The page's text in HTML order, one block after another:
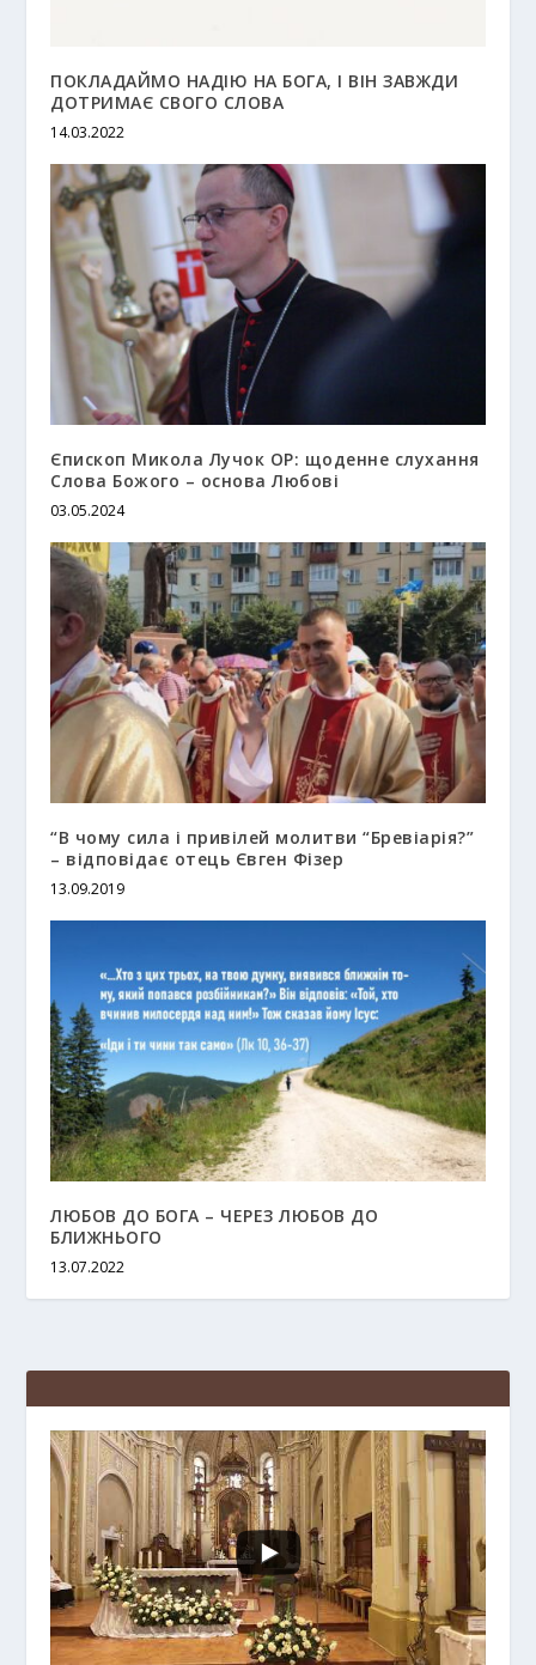
ПОКЛАДАЙМО НАДІЮ НА БОГА, І ВІН ЗАВЖДИ
ДОТРИМАЄ СВОГО СЛОВА
14.03.2022
Єпископ Микола Лучок ОР: щоденне слухання
Слова Божого – основа Любові
03.05.2024
“В чому сила і привілей молитви “Бревіарія?”
– відповідає отець Євген Фізер
13.09.2019
ЛЮБОВ ДО БОГА – ЧЕРЕЗ ЛЮБОВ ДО
БЛИЖНЬОГО
13.07.2022